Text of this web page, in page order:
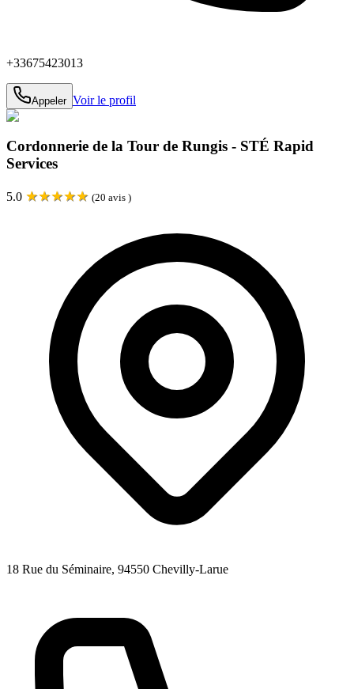
+33675423013
Appeler Voir le profil
Cordonnerie de la Tour de Rungis - STÉ Rapid
Services
5.0 ★★★★★ (20 avis )
18 Rue du Séminaire, 94550 Chevilly-Larue